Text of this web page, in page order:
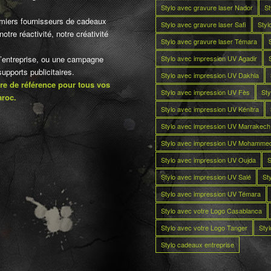
fournisseurs de cadeaux
réactivité, notre créativité
ou une campagne
publicitaires.
de référence pour tous vos
Stylo avec gravure laser Nador
Stylo avec gravure laser Safi
Stylo avec gravure laser Témara
Stylo avec impression UV Agadir
Stylo avec impression UV Dakhla
Stylo avec impression UV Fès
Stylo avec impression UV Kénitra
Stylo avec impression UV Marrakech
Stylo avec impression UV
Stylo avec impression UV Oujda
Stylo avec impression UV Salé
Stylo avec impression UV Témara
Stylo avec votre Logo Casablanca
Stylo avec votre Logo Tanger
Stylo cadeaux entreprise